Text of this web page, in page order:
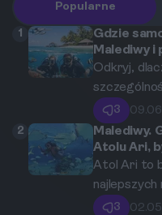
Popularne
1
Gdzie
Malediwy i
Rasdhoo
nurków
Odkryj,
idealne
swojej
Cię w
miejscach
3
2
Malediwy.
Atolu Ari,
wielorybie
Atol Ari to
najlepszych
świecie,
3